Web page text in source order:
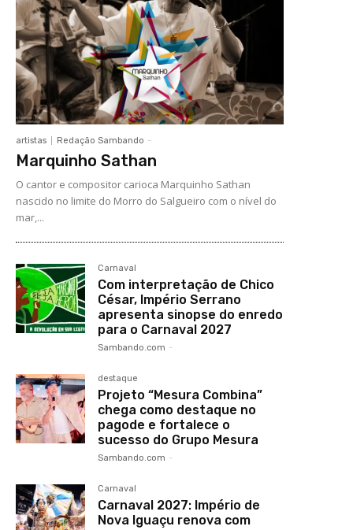
artistas Redação Sambando -
Marquinho Sathan
O cantor e compositor carioca Marquinho Sathan
nascido no limite do Morro do Salgueiro com o nível do
mar,...
Carnaval
Com interpretação de Chico
César, Império Serrano
apresenta sinopse do enredo
para o Carnaval 2027
Sambando.com -
destaque
Projeto “Mesura Combina”
chega como destaque no
pagode e fortalece o
sucesso do Grupo Mesura
Sambando.com -
Carnaval
Carnaval 2027: Império de
Nova Iguaçu renova com